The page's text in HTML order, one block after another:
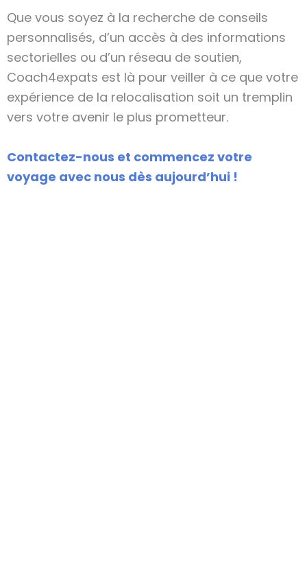
Que vous soyez à la recherche de conseils
personnalisés, d’un accès à des informations
sectorielles ou d’un réseau de soutien,
Coach4expats est là pour veiller à ce que votre
expérience de la relocalisation soit un tremplin
vers votre avenir le plus prometteur.
Contactez-nous et commencez votre
voyage avec nous dès aujourd’hui !